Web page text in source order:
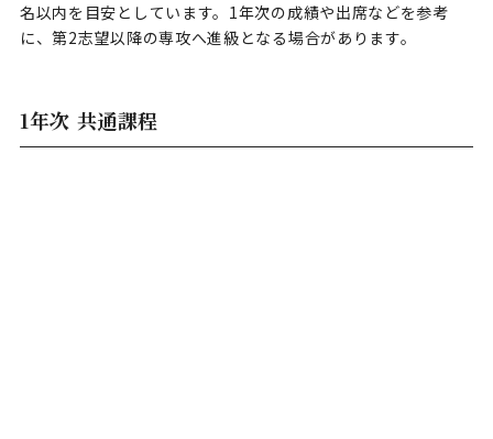
名以内を目安としています。1年次の成績や出席などを参考
に、第2志望以降の専攻へ進級となる場合があります。
1年次 共通課程